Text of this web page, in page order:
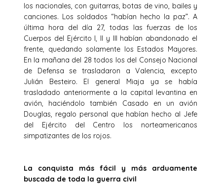
los nacionales, con guitarras, botas de vino, bailes y
canciones. Los soldados “habían hecho la paz”. A
última hora del día 27, todas las fuerzas de los
Cuerpos del Ejército I, II y III habían abandonado el
frente, quedando solamente los Estados Mayores.
En la mañana del 28 todos los del Consejo Nacional
de Defensa se trasladaron a Valencia, excepto
Julián Besteiro. El general Miaja ya se había
trasladado anteriormente a la capital levantina en
avión, haciéndolo también Casado en un avión
Douglas, regalo personal que habían hecho al Jefe
del Ejército del Centro los norteamericanos
simpatizantes de los rojos.
La conquista más fácil y más arduamente
buscada de toda la guerra civil